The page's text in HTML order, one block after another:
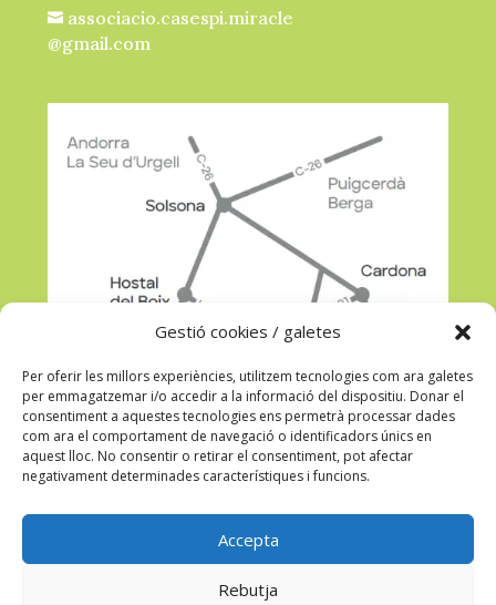
Gestió cookies / galetes
Per oferir les millors experiències, utilitzem tecnologies com ara galetes
per emmagatzemar i/o accedir a la informació del dispositiu. Donar el
consentiment a aquestes tecnologies ens permetrà processar dades
com ara el comportament de navegació o identificadors únics en
aquest lloc. No consentir o retirar el consentiment, pot afectar
negativament determinades característiques i funcions.
Accepta
Rebutja
associacio.casespi.miracle
@gmail.com